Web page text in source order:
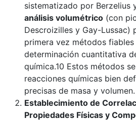
sistematizado por Berzelius
análisis volumétrico (con
Descroizilles y Gay-Lussac)
primera vez métodos fiables
determinación cuantitativa
química.10 Estos métodos
reacciones químicas bien
precisas de masa y volumen.
Establecimiento de
Propiedades Físicas y